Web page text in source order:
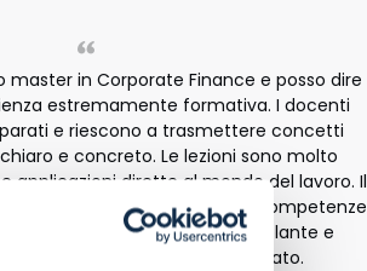
in Corporate Finance e posso dire
estremamente formativa. I docenti
e riescono a trasmettere concetti
e concreto. Le lezioni sono molto
applicazioni dirette al mondo del lavoro. Il
ideale per chi vuole competenze
percorso formativo serio, stimolante e
alle esigenze del mercato.